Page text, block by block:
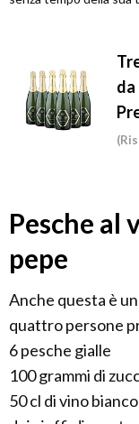
da
Pesche al
pepe
Anche questa è
quattro persone
6 pesche gialle
100 grammi di
50 cl di vino